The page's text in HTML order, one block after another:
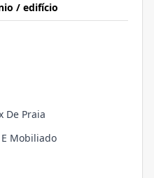
/ edifício
De Praia
Mobiliado